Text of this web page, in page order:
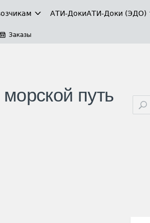
АТИ-ДокиАТИ-Доки (ЭДО)
Заказы
путь